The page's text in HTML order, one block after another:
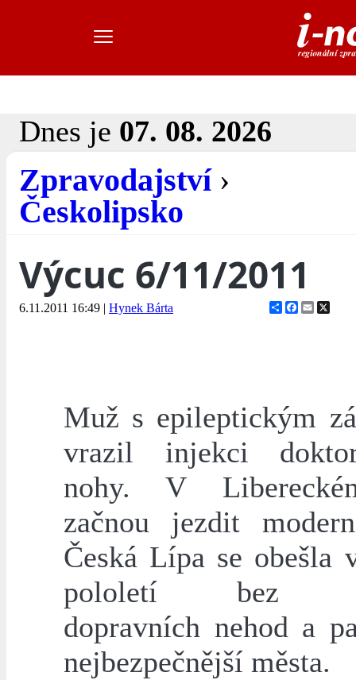
Dnes je 07. 08. 2026
Zpravodajství›
Českolipsko
Výcuc 6/11/2011
6.11.2011 16:49 | Hynek Bárta ShareFacebook
Email
Muž s epileptickým
vrazil injekci
nohy. V
začnou jezdit
Česká Lípa se obešla
pololetí bez
dopravních nehod a
nejbezpečnější města.